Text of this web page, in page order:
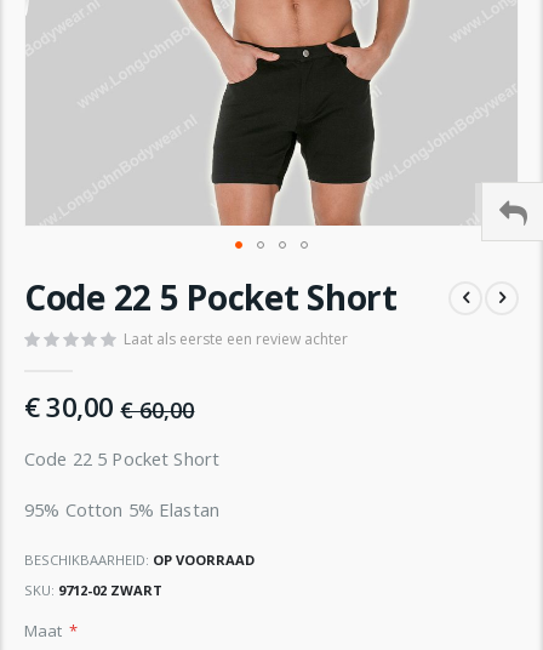
naar
het
begin
afbeeldingen-
Code 22 5 Pocket Short
Laat als eerste een review achter
€ 30,00 € 60,00
Code 22 5 Pocket Short
95% Cotton 5% Elastan
BESCHIKBAARHEID: OP VOORRAAD
SKU 9712-02 ZWART
Maat